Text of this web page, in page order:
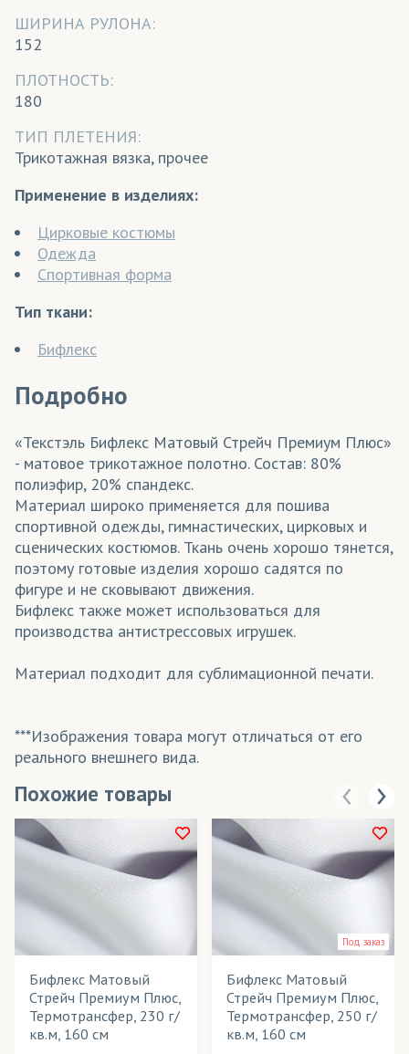
ШИРИНА РУЛОНА:
152
ПЛОТНОСТЬ:
180
ТИП ПЛЕТЕНИЯ:
Трикотажная вязка, прочее
Применение в изделиях:
Цирковые костюмы
Одежда
Спортивная форма
Тип ткани:
Бифлекс
Подробно
«Текстэль Бифлекс Матовый Стрейч Премиум Плюс»
- матовое трикотажное полотно. Состав: 80%
полиэфир, 20% спандекс.
Материал широко применяется для пошива
спортивной одежды, гимнастических, цирковых и
сценических костюмов. Ткань очень хорошо тянется,
поэтому готовые изделия хорошо садятся по
фигуре и не сковывают движения.
Бифлекс также может использоваться для
производства антистрессовых игрушек.
Материал подходит для сублимационной печати.
***Изображения товара могут отличаться от его
реального внешнего вида.
Похожие товары
Бифлекс Матовый
Стрейч Премиум Плюс,
Термотрансфер, 230 г/
кв.м, 160 см
Под заказ
Бифлекс Матовый
Стрейч Премиум Плюс,
Термотрансфер, 250 г/
кв.м, 160 см